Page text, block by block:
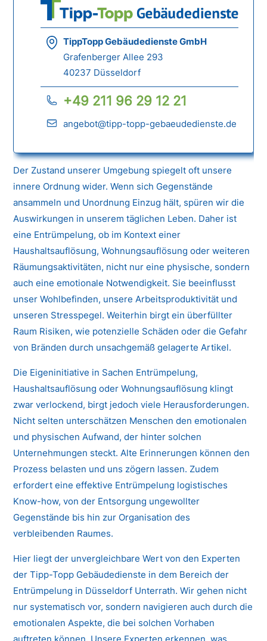
TippTopp Gebäudedienste GmbH
Grafenberger Allee 293
40237 Düsseldorf
+49 211 96 29 12 21
angebot@tipp-topp-gebaeudedienste.de
Der Zustand unserer Umgebung spiegelt oft unsere
innere Ordnung wider. Wenn sich Gegenstände
ansammeln und Unordnung Einzug hält, spüren wir die
Auswirkungen in unserem täglichen Leben. Daher ist
eine Entrümpelung, ob im Kontext einer
Haushaltsauflösung, Wohnungsauflösung oder weiteren
Räumungsaktivitäten, nicht nur eine physische, sondern
auch eine emotionale Notwendigkeit. Sie beeinflusst
unser Wohlbefinden, unsere Arbeitsproduktivität und
unseren Stresspegel. Weiterhin birgt ein überfüllter
Raum Risiken, wie potenzielle Schäden oder die Gefahr
von Bränden durch unsachgemäß gelagerte Artikel.
Die Eigeninitiative in Sachen Entrümpelung,
Haushaltsauflösung oder Wohnungsauflösung klingt
zwar verlockend, birgt jedoch viele Herausforderungen.
Nicht selten unterschätzen Menschen den emotionalen
und physischen Aufwand, der hinter solchen
Unternehmungen steckt. Alte Erinnerungen können den
Prozess belasten und uns zögern lassen. Zudem
erfordert eine effektive Entrümpelung logistisches
Know-how, von der Entsorgung ungewollter
Gegenstände bis hin zur Organisation des
verbleibenden Raumes.
Hier liegt der unvergleichbare Wert von den Experten
der Tipp-Topp Gebäudedienste in dem Bereich der
Entrümpelung in Düsseldorf Unterrath. Wir gehen nicht
nur systematisch vor, sondern navigieren auch durch die
emotionalen Aspekte, die bei solchen Vorhaben